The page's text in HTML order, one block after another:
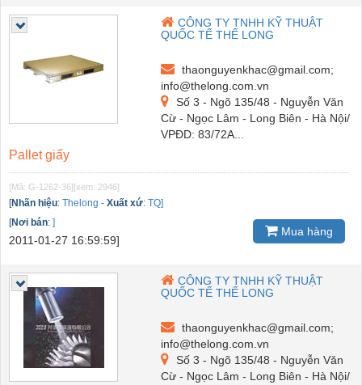
CÔNG TY TNHH KỸ THUẬT
QUỐC TẾ THẾ LONG
thaonguyenkhac@gmail.com;
info@thelong.com.vn
Số 3 - Ngõ 135/48 - Nguyễn Văn
Cừ - Ngọc Lâm - Long Biên - Hà Nội/
VPĐD: 83/72A...
Pallet giấy
[Mã: G-1262-36][xem: 2946]
[Nhãn hiệu: Thelong - Xuất xứ: TQ]
[Nơi bán: ]
2011-01-27 16:59:59]
Mua hàng
CÔNG TY TNHH KỸ THUẬT
QUỐC TẾ THẾ LONG
thaonguyenkhac@gmail.com;
info@thelong.com.vn
Số 3 - Ngõ 135/48 - Nguyễn Văn
Cừ - Ngọc Lâm - Long Biên - Hà Nội/